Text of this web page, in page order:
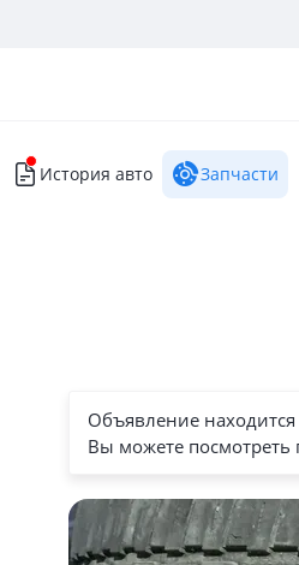
История авто Запчасти
Объявление
Вы можете посмотреть